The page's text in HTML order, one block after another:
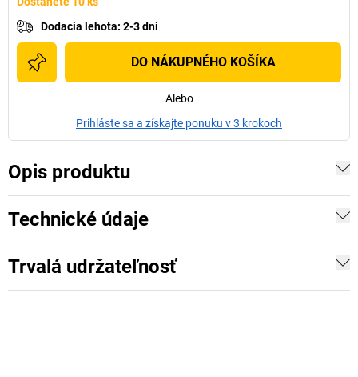
Dodacia lehota: 2-3 dni
DO NÁKUPNÉHO KOŠÍKA
Alebo
Prihláste sa a získajte ponuku v 3 krokoch
Opis produktu
Technické údaje
Trvalá udržateľnosť